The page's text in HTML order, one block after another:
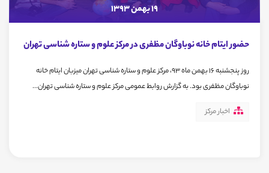
19 بهمن 1393
حضور ایتام خانه نوباوگان مظفری در مرکز علوم و ستاره شناسی تهران
روز پنجشنبه 16 بهمن ماه 93، مرکز علوم و ستاره شناسی تهران میزبان ایتام خانه
نوباوگان مظفری بود. به گزارش روابط عمومی مرکز علوم و ستاره شناسی تهران...
اخبار مرکز